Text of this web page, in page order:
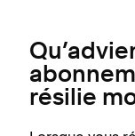
résilie